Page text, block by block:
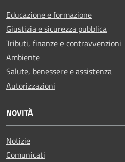
Educazione e formazione
Giustizia e sicurezza pubblica
Tributi, finanze e contravvenzioni
Ambiente
Salute, benessere e assistenza
Autorizzazioni
NOVITÀ
Notizie
Comunicati